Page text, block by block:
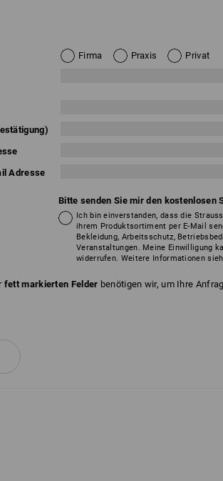
Firma Praxis
Privat
Adresse
Bitte senden Sie mir den kostenlosen
Ich bin einverstanden, dass die
ihrem Produktsortiment per E-Mail
Bekleidung, Arbeitsschutz,
Veranstaltungen. Meine Einwilligung
widerrufen. Weitere Informationen
fett markierten Felder benötigen wir, um Ihre